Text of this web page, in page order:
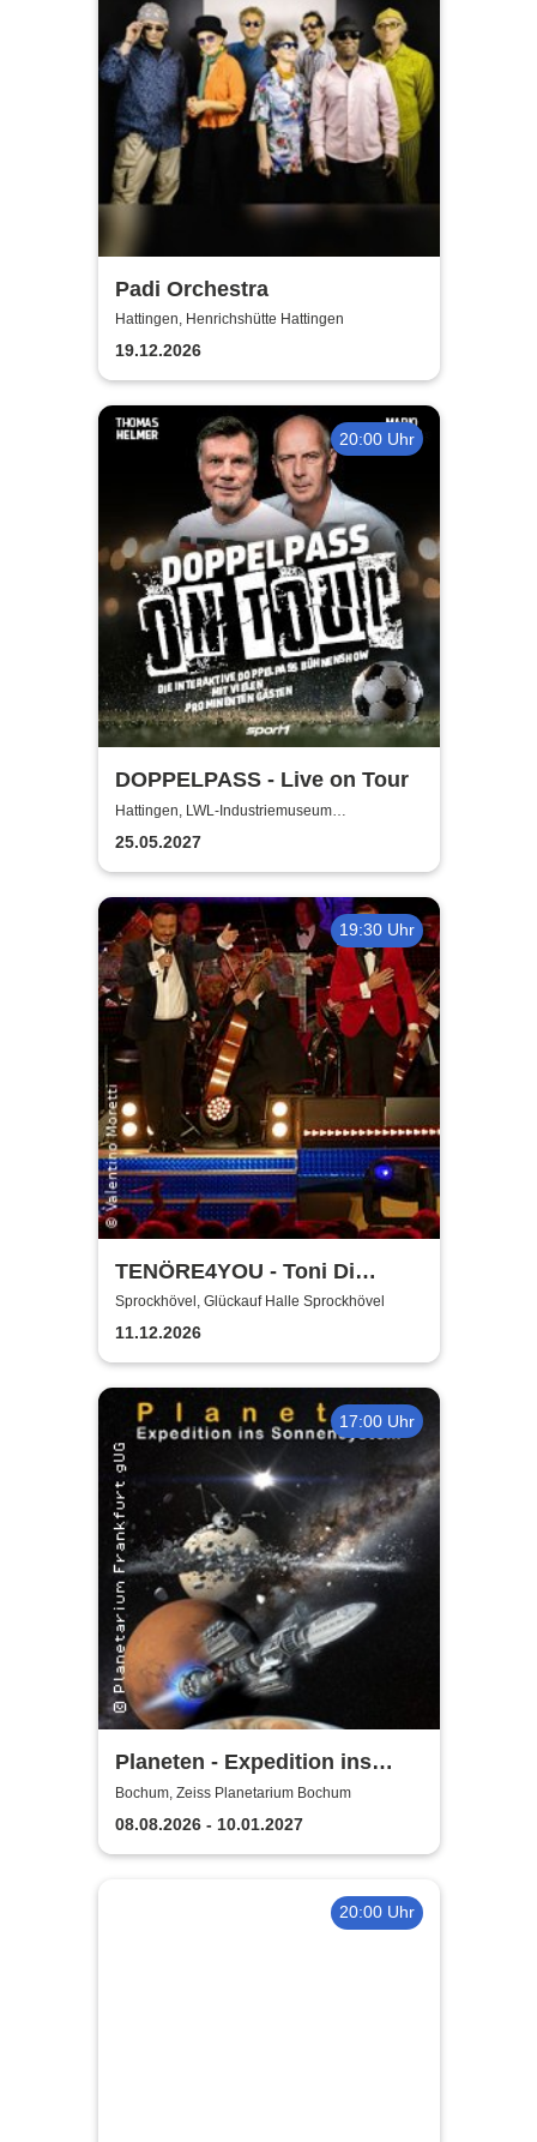
Padi Orchestra
Hattingen, Henrichshütte Hattingen
19.12.2026
20:00 Uhr
DOPPELPASS - Live on Tour
Hattingen, LWL-Industriemuseum
Henrichshütte
25.05.2027
19:30 Uhr
TENÖRE4YOU - Toni Di
Napoli & Pietro Pato
Sprockhövel, Glückauf Halle Sprockhövel
11.12.2026
17:00 Uhr
Planeten - Expedition ins
Sonnensystem | Zeiss
Planetarium Bochum
Bochum, Zeiss Planetarium Bochum
08.08.2026 - 10.01.2027
20:00 Uhr